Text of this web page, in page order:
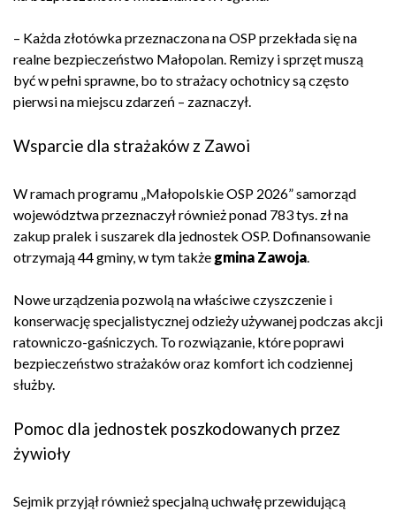
– Każda złotówka przeznaczona na OSP przekłada się na
realne bezpieczeństwo Małopolan. Remizy i sprzęt muszą
być w pełni sprawne, bo to strażacy ochotnicy są często
pierwsi na miejscu zdarzeń – zaznaczył.
Wsparcie dla strażaków z Zawoi
W ramach programu „Małopolskie OSP 2026” samorząd
województwa przeznaczył również ponad 783 tys. zł na
zakup pralek i suszarek dla jednostek OSP. Dofinansowanie
otrzymają 44 gminy, w tym także gmina Zawoja.
Nowe urządzenia pozwolą na właściwe czyszczenie i
konserwację specjalistycznej odzieży używanej podczas akcji
ratowniczo-gaśniczych. To rozwiązanie, które poprawi
bezpieczeństwo strażaków oraz komfort ich codziennej
służby.
Pomoc dla jednostek poszkodowanych przez
żywioły
Sejmik przyjął również specjalną uchwałę przewidującą